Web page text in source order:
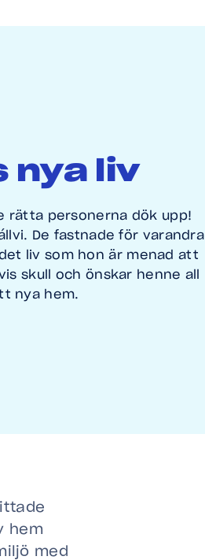
nya liv
rätta personerna dök upp!
De fastnade för varandra
liv som hon är menad att
skull och önskar henne all
nya hem.
hem
med